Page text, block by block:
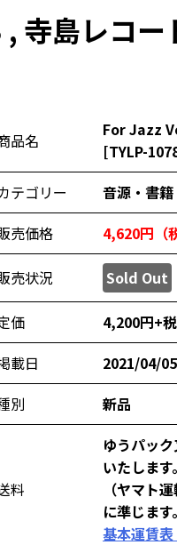
寺島レコ
品名
For Jazz
[TYLP-
テゴリー
音源・書籍
売価格
4,620円（
売状況 Sold Out
価
4,200円+税
載日
2021/04/05
別
新品
料
ゆうパッ
いたします
（ヤマト
に準じます
基本運賃